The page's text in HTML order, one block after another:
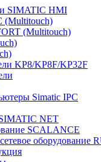
SIMATIC HMI
(Multitouch)
(Multitouch)
KP8/KP8F/KP32F
Simatic IPC
NET
SCALANCE
оборудование